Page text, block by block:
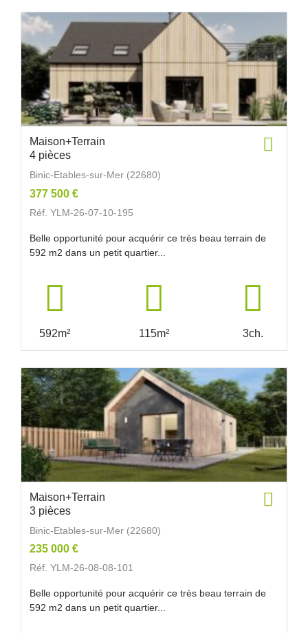
Maison+Terrain
4 pièces
Binic-Etables-sur-Mer (22680)
377 500 €
Réf. YLM-26-07-10-195
Belle opportunité pour acquérir ce très beau terrain de
592 m2 dans un petit quartier...
592m² 115m² 3ch.
Maison+Terrain
3 pièces
Binic-Etables-sur-Mer (22680)
235 000 €
Réf. YLM-26-08-08-101
Belle opportunité pour acquérir ce très beau terrain de
592 m2 dans un petit quartier...